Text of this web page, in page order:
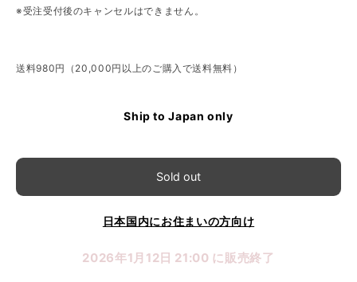
※受注受付後のキャンセルはできません。
送料980円（20,000円以上のご購入で送料無料）
Ship to Japan only
Sold out
日本国内にお住まいの方向け
2026年1月12日 21:00 に販売終了